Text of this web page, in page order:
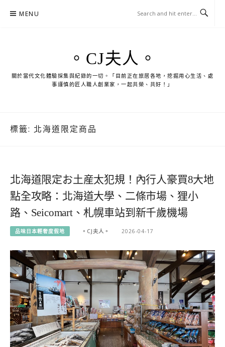
MENU
。CJ夫人。
關於當代文化體驗採集與紀錄的一切。「目前正在旅居各地，挖掘用心生活、處
事謹慎的匠人職人創業家，一起共榮、共好！」
標籤: 北海道限定商品
北海道限定お土産太犯規！內行人豪買8大地
點全攻略：北海道大學、二條市場、狸小
路、Seicomart、札幌車站到新千歲機場
品味日本輕奢度假地 。CJ夫人。 2026-04-17